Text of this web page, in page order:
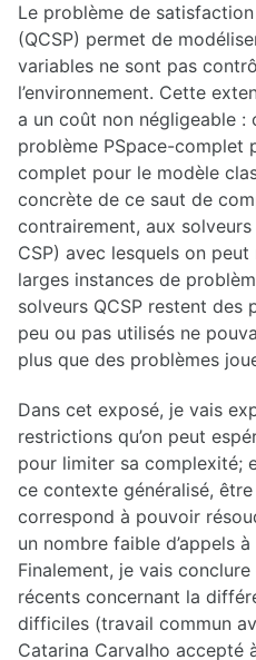
2020-2021
2019-2020
2018-2019
2017-2018
2016-2017
2014-2015
2013-2014
2012-2013
2011-2012
2010-2011
2009-2010
2007-2008
2006-2007
2005-2006
2003-2004
2002-2003
1999-2000
1998-1999
ARCHIVES PAR ORATEUR
A-C
D-F
K-I
J-L
M-O
P-R
S-U
Le problème de
(QCSP) permet de
variables ne sont pas
l’environnement. Cette
a un coût non négligeable :
problème PSpace-complet
complet pour le modèle
concrète de ce saut de
contrairement, aux
CSP) avec lesquels on
larges instances de
solveurs QCSP restent des
peu ou pas utilisés ne
plus que des problèmes
Dans cet exposé, je vais
restrictions qu’on peut
pour limiter sa complexité;
ce contexte généralisé,
correspond à pouvoir
un nombre faible d’appels
Finalement, je vais
récents concernant la
difficiles (travail commun
Catarina Carvalho accepté